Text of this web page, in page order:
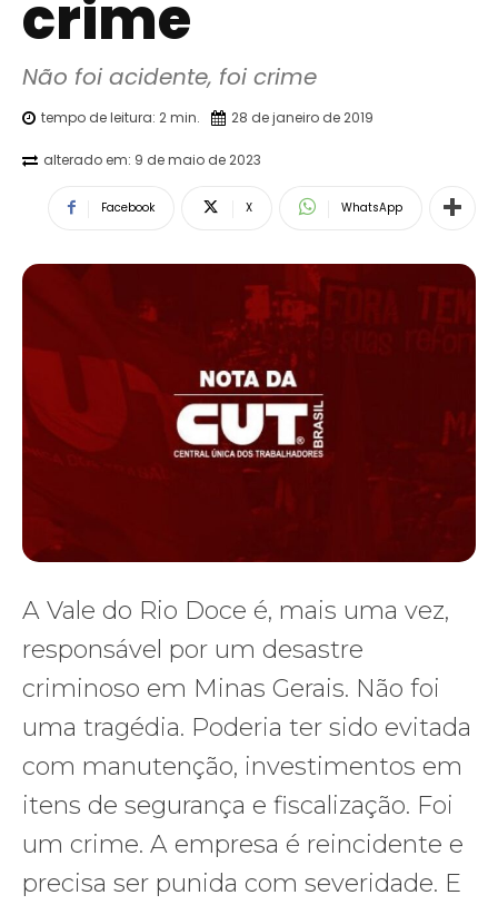
crime
Não foi acidente, foi crime
tempo de leitura: 2min. 28 de janeiro de 2019
alterado em: 9 de maio de 2023
Facebook X WhatsApp
A Vale do Rio Doce é, mais uma vez,
responsável por um desastre
criminoso em Minas Gerais. Não foi
uma tragédia. Poderia ter sido evitada
com manutenção, investimentos em
itens de segurança e fiscalização. Foi
um crime. A empresa é reincidente e
precisa ser punida com severidade. E